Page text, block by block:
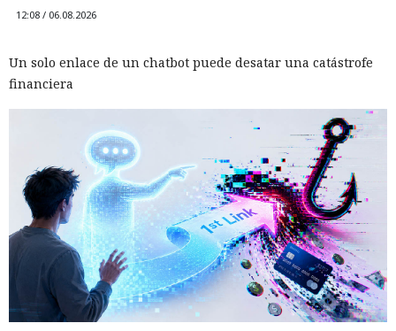
12:08 / 06.08.2026
Un solo enlace de un chatbot puede desatar una catástrofe
financiera